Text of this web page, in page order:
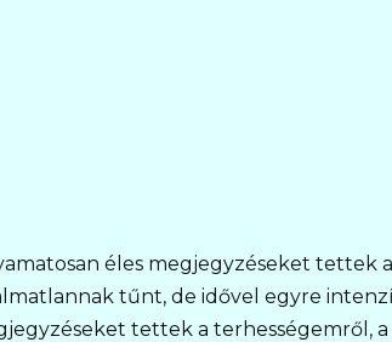
éles megjegyzéseket tettek
tűnt, de idővel egyre
tettek a terhességemről,